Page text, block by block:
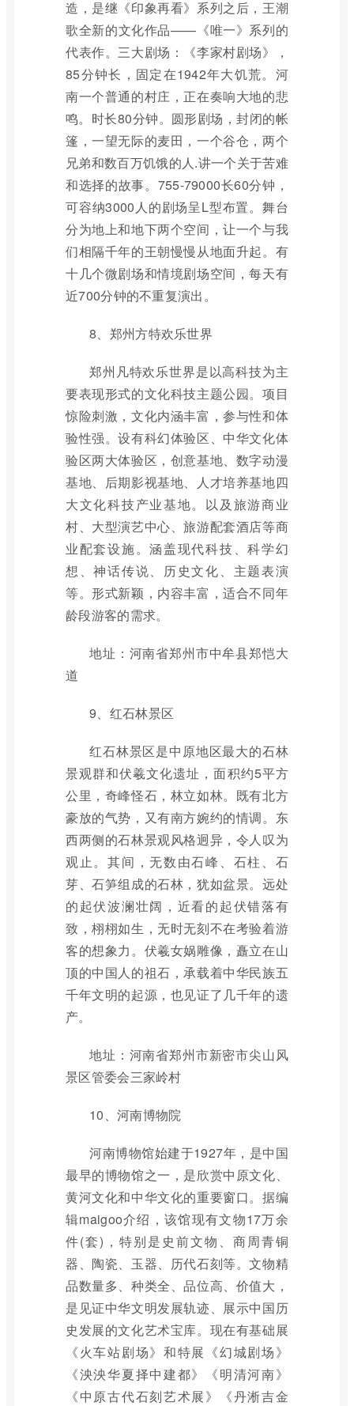
造，是继《印象再看》系列之后，王潮
歌全新的文化作品——《唯一》系列的
代表作。三大剧场：《李家村剧场》，
85分钟长，固定在1942年大饥荒。河
南一个普通的村庄，正在奏响大地的悲
鸣。时长80分钟。圆形剧场，封闭的帐
篷，一望无际的麦田，一个谷仓，两个
兄弟和数百万饥饿的人.讲一个关于苦难
和选择的故事。755-79000长60分钟，
可容纳3000人的剧场呈L型布置。舞台
分为地上和地下两个空间，让一个与我
们相隔千年的王朝慢慢从地面升起。有
十几个微剧场和情境剧场空间，每天有
近700分钟的不重复演出。
8、郑州方特欢乐世界
郑州凡特欢乐世界是以高科技为主
要表现形式的文化科技主题公园。项目
惊险刺激，文化内涵丰富，参与性和体
验性强。设有科幻体验区、中华文化体
验区两大体验区，创意基地、数字动漫
基地、后期影视基地、人才培养基地四
大文化科技产业基地。以及旅游商业
村、大型演艺中心、旅游配套酒店等商
业配套设施。涵盖现代科技、科学幻
想、神话传说、历史文化、主题表演
等。形式新颖，内容丰富，适合不同年
龄段游客的需求。
地址：河南省郑州市中牟县郑恺大
道
9、红石林景区
红石林景区是中原地区最大的石林
景观群和伏羲文化遗址，面积约5平方
公里，奇峰怪石，林立如林。既有北方
豪放的气势，又有南方婉约的情调。东
西两侧的石林景观风格迥异，令人叹为
观止。其间，无数由石峰、石柱、石
芽、石笋组成的石林，犹如盆景。远处
的起伏波澜壮阔，近看的起伏错落有
致，栩栩如生，无时无刻不在考验着游
客的想象力。伏羲女娲雕像，矗立在山
顶的中国人的祖石，承载着中华民族五
千年文明的起源，也见证了几千年的遗
产。
地址：河南省郑州市新密市尖山风
景区管委会三家岭村
10、河南博物院
河南博物馆始建于1927年，是中国
最早的博物馆之一，是欣赏中原文化、
黄河文化和中华文化的重要窗口。据编
辑maigoo介绍，该馆现有文物17万余
件(套)，特别是史前文物、商周青铜
器、陶瓷、玉器、历代石刻等。文物精
品数量多、种类全、品位高、价值大，
是见证中华文明发展轨迹、展示中国历
史发展的文化艺术宝库。现在有基础展
《火车站剧场》和特展《幻城剧场》
《泱泱华夏择中建都》《明清河南》
《中原古代石刻艺术展》《丹淅吉金